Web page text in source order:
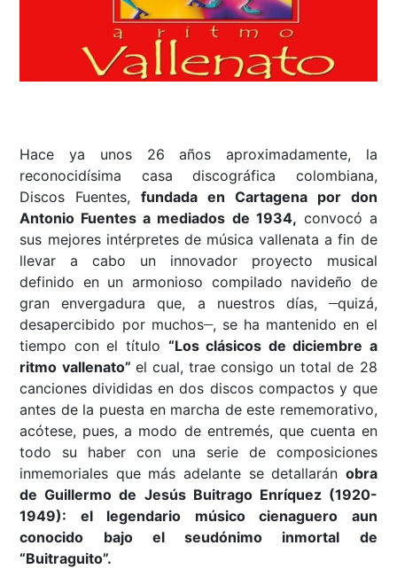
Hace ya unos 26 años aproximadamente, la
reconocidísima casa discográfica colombiana,
Discos Fuentes,fundada en Cartagena por don
Antonio Fuentes a mediados de 1934, convocó a
sus mejores intérpretes de música vallenata a fin de
llevar a cabo un innovador proyecto musical
definido en un armonioso compilado navideño de
gran envergadura que, a nuestros días,
quizá,
desapercibido por muchos , se ha mantenido en el
tiempo con el título “Los clásicos de diciembre a
ritmo vallenato” el cual, trae consigo un total de 28
canciones divididas en dos discos compactos y que
antes de la puesta en marcha de este rememorativo,
acótese, pues, a modo de entremés, que cuenta en
todo su haber con una serie de composiciones
inmemoriales que más adelante se detallarán obra
de Guillermo de Jesús Buitrago Enríquez (1920-
1949): el legendario músico cienaguero aun
conocido bajo el seudónimo inmortal de
“Buitraguito”.